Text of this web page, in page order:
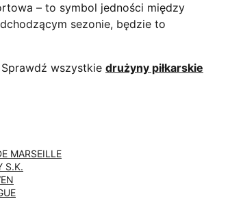
– to symbol jedności między
sezonie, będzie to
wszystkie drużyny piłkarskie
MARSEILLE
S.K.